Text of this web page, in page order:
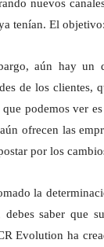
nuevos
tenían. El
aún hay un
de los clientes,
que podemos ver
ofrecen las
por los
la
debes saber que
Evolution ha